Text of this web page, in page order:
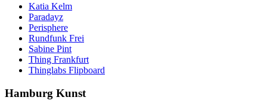
Katia Kelm
Paradayz
Perisphere
Rundfunk Frei
Sabine Pint
Thing Frankfurt
Thinglabs Flipboard
Hamburg Kunst